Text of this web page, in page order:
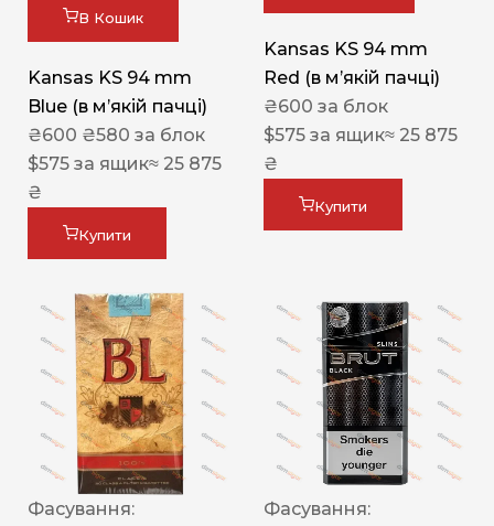
В Кошик
Kansas KS 94 mm
Blue (в мʼякій пачці)
₴600 ₴580 за блок
$575 за ящик≈ 25 875
₴
Купити
Kansas KS 94 mm
Red (в мʼякій пачці)
₴600 за блок
$575 за ящик≈ 25 875
₴
Купити
Фасування:
Фасування: